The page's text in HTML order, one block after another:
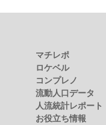
マチレポ
ロケベル
コンプレノ
流動人口データ
人流統計レポート
お役立ち情報